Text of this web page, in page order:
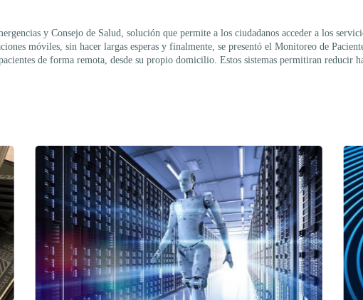
y Consejo de Salud, solución que permite a los ciudadanos acceder a los
móviles, sin hacer largas esperas y finalmente, se presentó el Monitoreo de
de forma remota, desde su propio domicilio. Estos sistemas permitiran reducir